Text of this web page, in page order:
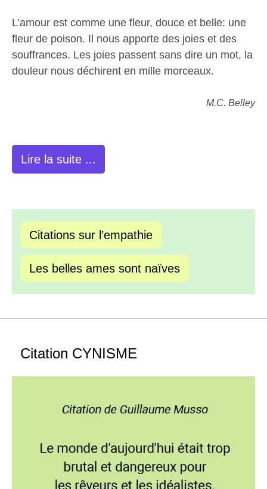
L’amour est comme une fleur, douce et belle: une
fleur de poison. Il nous apporte des joies et des
souffrances. Les joies passent sans dire un mot, la
douleur nous déchirent en mille morceaux.
M.C. Belley
Lire la suite ...
Citations sur l’empathie
Les belles ames sont naïves
Citation CYNISME